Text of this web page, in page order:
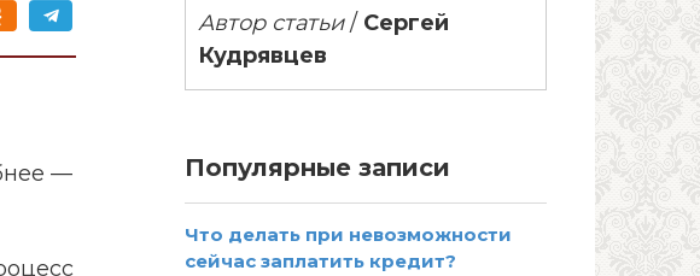
—
Автор статьи/ Сергей
Кудрявцев
Популярные записи
Что делать при невозможности
сейчас заплатить кредит?